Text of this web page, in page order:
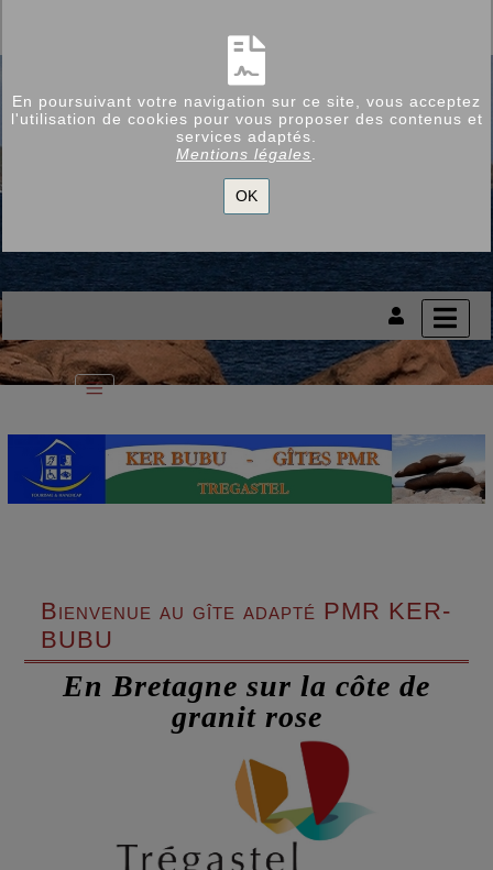
En poursuivant votre navigation sur ce site, vous acceptez
l'utilisation de cookies pour vous proposer des contenus et
services adaptés.
Mentions légales
OK
Bienvenue au gîte adapté PMR KER-
BUBU
En Bretagne sur la côte de
granit rose